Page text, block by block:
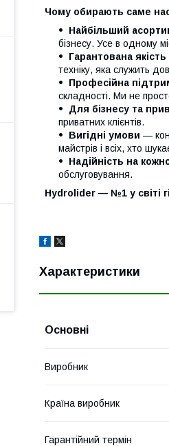
Чому обирають саме
Найбільший
бізнесу. Усе в одному
Гарантована якість
техніку, яка служить
Професійна
складності. Ми не
Для бізнесу та
приватних клієнтів.
Вигідні умови —
майстрів і всіх, хто
Надійність на
обслуговування.
Hydrolider — №1 у світі
Характеристики
Основні
Виробник
Країна виробник
Гарантійний термін